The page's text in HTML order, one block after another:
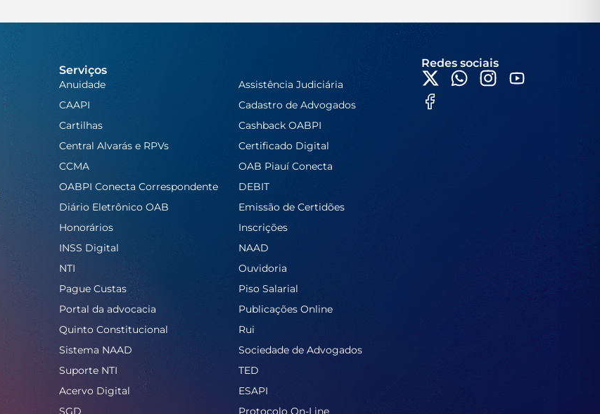
Serviços
Anuidade
Assistência Judiciária
CAAPI
Cadastro de Advogados
Cartilhas
Cashback OABPI
Central Alvarás e RPVs
Certificado Digital
CCMA
OAB Piauí Conecta
OABPI Conecta Correspondente
DEBIT
Diário Eletrônico OAB
Emissão de Certidões
Honorários
Inscrições
INSS Digital
NAAD
NTI
Ouvidoria
Pague Custas
Piso Salarial
Portal da advocacia
Publicações Online
Quinto Constitucional
Rui
Sistema NAAD
Sociedade de Advogados
Suporte NTI
TED
Acervo Digital
ESAPI
SGD
Protocolo On-Line
Redes sociais